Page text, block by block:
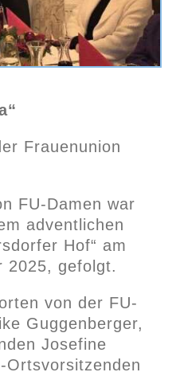
Frauenunion
FU-Damen war
adventlichen
Hof“ am
2025, gefolgt.
von der FU-
Guggenberger,
Josefine
Ortsvorsitzenden